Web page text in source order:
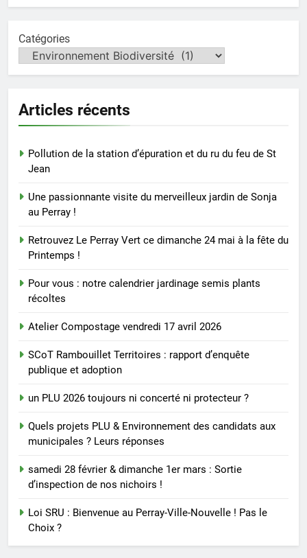
Catégories
Articles récents
Pollution de la station d’épuration et du ru du feu de St
Jean
Une passionnante visite du merveilleux jardin de Sonja
au Perray !
Retrouvez Le Perray Vert ce dimanche 24 mai à la fête du
Printemps !
Pour vous : notre calendrier jardinage semis plants
récoltes
Atelier Compostage vendredi 17 avril 2026
SCoT Rambouillet Territoires : rapport d’enquête
publique et adoption
un PLU 2026 toujours ni concerté ni protecteur ?
Quels projets PLU & Environnement des candidats aux
municipales ? Leurs réponses
samedi 28 février & dimanche 1er mars : Sortie
d’inspection de nos nichoirs !
Loi SRU : Bienvenue au Perray-Ville-Nouvelle ! Pas le
Choix ?